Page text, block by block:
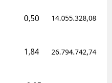
0,50 14.055.328,08
1,84 26.794.742,74